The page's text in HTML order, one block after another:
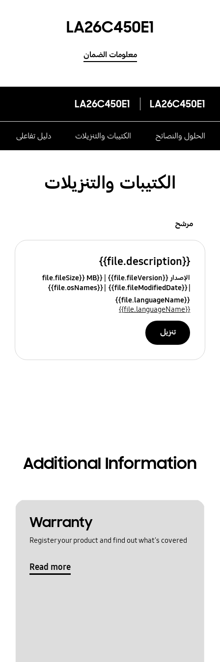
LA26C450E1
معلومات الضمان
LA26C450E1
LA26C450E1
الحلول والنصائح الكتيبات والتنزيلات دليل تفاعلى
الكتيبات والتنزيلات
مرشح
{{file.description}}
الإصدار {{file.fileVersion}}
{{file.fileSize}} MB
{{file.fileModifiedDate}}
{{file.osNames}}
{{file.languageName}}
{{file.languageName}}
تنزيل
Additional Information
Warranty
Register your product and find out what's covered
Read more